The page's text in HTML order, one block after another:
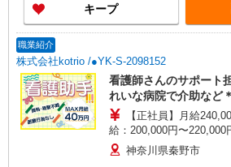
キープ
職業紹介
株式会社kotrio /●YK-S-2098152
看護師さんのサポート
れいな病院で介助など＊
【正社員】月給
給：200,000円〜220,000
30,000円 ・役職手当：
善手当：20,000〜60,000
神奈川県秦野市